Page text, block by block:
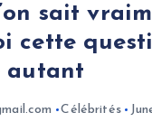
sait
cette
autant
Célébrités